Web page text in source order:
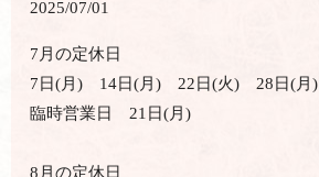
2025/07/01
7月の定休日
7日(月) 14日(月) 22日(火) 28日(月)
臨時営業日 21日(月)
8月の定休日